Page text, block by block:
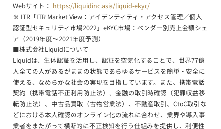
Webサイト： https://liquidinc.asia/liquid-ekyc/
※ ITR「ITR Market View：アイデンティティ・アクセス管理／個人
認証型セキュリティ市場2022」eKYC市場：ベンダー別売上金額シェ
ア（2019年度～2021年度予測）
■株式会社Liquidについて
Liquidは、生体認証を活用し、認証を空気化することで、世界77億
人全ての人があるがままの状態であらゆるサービスを簡単・安全に
使える、なめらかな社会の実現を目指しています。また、携帯電話
契約（携帯電話不正利用防止法）、金融の取引時確認（犯罪収益移
転防止法）、中古品買取（古物営業法）、不動産取引、CtoC取引な
どにおける本人確認のオンライン化の流れに合わせ、業界や導入事
業者をまたがって横断的に不正検知を行う仕組みを提供し、利便性